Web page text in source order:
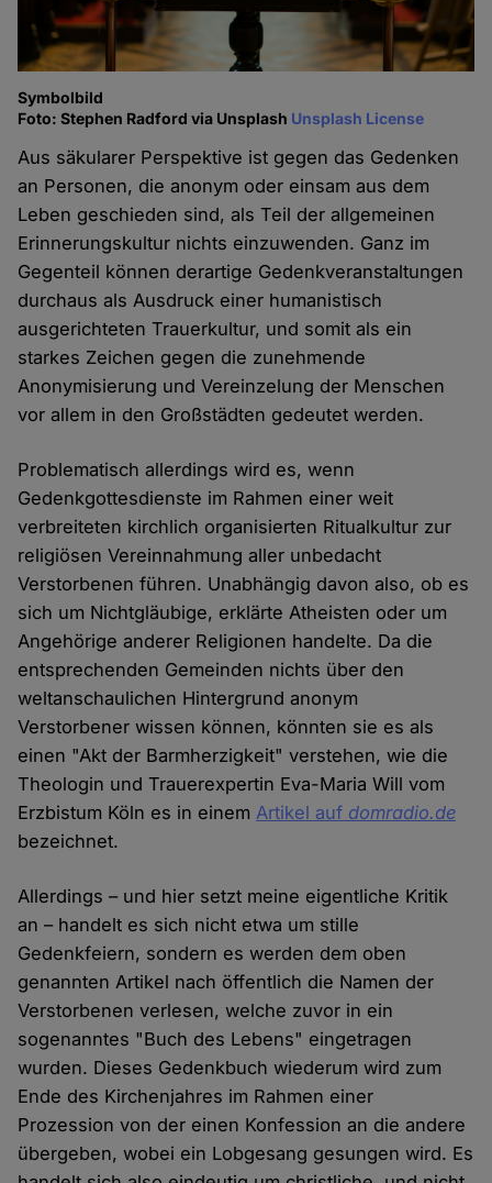
Symbolbild
Foto: Stephen Radford via Unsplash Unsplash License
Aus säkularer Perspektive ist gegen das Gedenken
an Personen, die anonym oder einsam aus dem
Leben geschieden sind, als Teil der allgemeinen
Erinnerungskultur nichts einzuwenden. Ganz im
Gegenteil können derartige Gedenkveranstaltungen
durchaus als Ausdruck einer humanistisch
ausgerichteten Trauerkultur, und somit als ein
starkes Zeichen gegen die zunehmende
Anonymisierung und Vereinzelung der Menschen
vor allem in den Großstädten gedeutet werden.
Problematisch allerdings wird es, wenn
Gedenkgottesdienste im Rahmen einer weit
verbreiteten kirchlich organisierten Ritualkultur zur
religiösen Vereinnahmung aller unbedacht
Verstorbenen führen. Unabhängig davon also, ob es
sich um Nichtgläubige, erklärte Atheisten oder um
Angehörige anderer Religionen handelte. Da die
entsprechenden Gemeinden nichts über den
weltanschaulichen Hintergrund anonym
Verstorbener wissen können, könnten sie es als
einen "Akt der Barmherzigkeit" verstehen, wie die
Theologin und Trauerexpertin Eva-Maria Will vom
Erzbistum Köln es in einem Artikel auf domradio.de
bezeichnet.
Allerdings – und hier setzt meine eigentliche Kritik
an – handelt es sich nicht etwa um stille
Gedenkfeiern, sondern es werden dem oben
genannten Artikel nach öffentlich die Namen der
Verstorbenen verlesen, welche zuvor in ein
sogenanntes "Buch des Lebens" eingetragen
wurden. Dieses Gedenkbuch wiederum wird zum
Ende des Kirchenjahres im Rahmen einer
Prozession von der einen Konfession an die andere
übergeben, wobei ein Lobgesang gesungen wird. Es